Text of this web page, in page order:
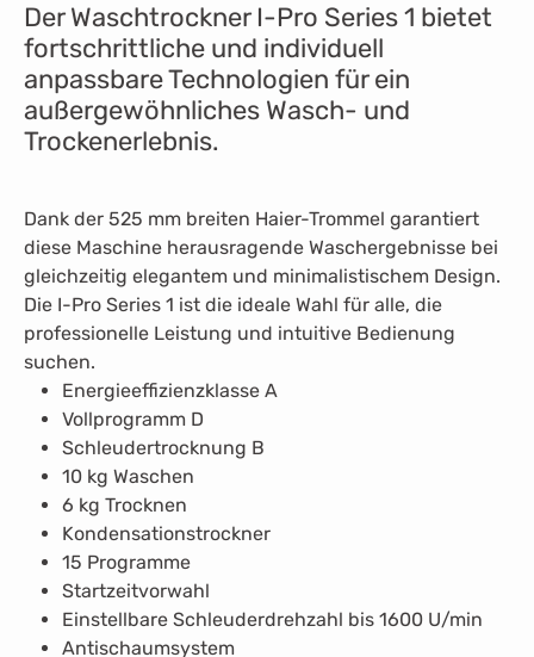
Der Waschtrockner I-Pro Series 1 bietet
fortschrittliche und individuell
anpassbare Technologien für ein
außergewöhnliches Wasch- und
Trockenerlebnis.
Dank der 525 mm breiten Haier-Trommel garantiert
diese Maschine herausragende Waschergebnisse bei
gleichzeitig elegantem und minimalistischem Design.
Die I-Pro Series 1 ist die ideale Wahl für alle, die
professionelle Leistung und intuitive Bedienung
suchen.
Energieeffizienzklasse A
Vollprogramm D
Schleudertrocknung B
10 kg Waschen
6 kg Trocknen
Kondensationstrockner
15 Programme
Startzeitvorwahl
Einstellbare Schleuderdrehzahl bis 1600 U/min
Antischaumsystem